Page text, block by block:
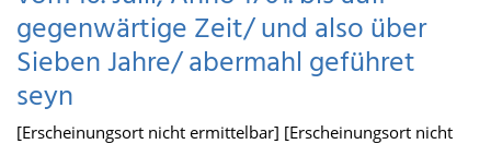
gegenwärtige Zeit/ und also über
Sieben Jahre/ abermahl geführet
seyn
[Erscheinungsort nicht ermittelbar] [Erscheinungsort nicht